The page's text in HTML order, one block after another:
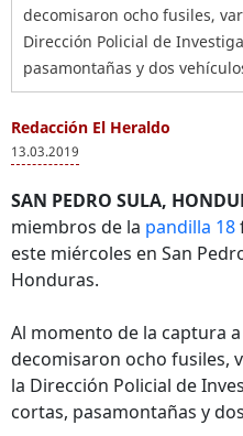
decomisaron ocho fusiles,
Dirección Policial de
pasamontañas y dos
Redacción El Heraldo
13.03.2019
SAN PEDRO SULA,
miembros de la pandilla 18
este miércoles en San
Honduras.
Al momento de la captura
decomisaron ocho fusiles,
la Dirección Policial de
cortas, pasamontañas y